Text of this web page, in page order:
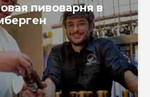
пивоварня в